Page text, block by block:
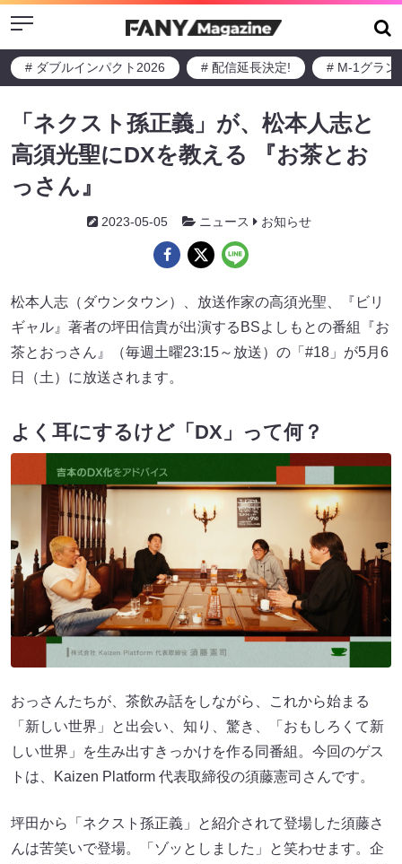
Menu
# ダブルインパクト2026 # 配信延長決定! # M-1グラン
「ネクスト孫正義」が、松本人志と
高須光聖にDXを教える 『お茶とお
っさん』
2023-05-05 ニュース お知らせ
松本人志（ダウンタウン）、放送作家の高須光聖、『ビリ
ギャル』著者の坪田信貴が出演するBSよしもとの番組『お
茶とおっさん』（毎週土曜23:15～放送）の「#18」が5月6
日（土）に放送されます。
よく耳にするけど「DX」って何？
おっさんたちが、茶飲み話をしながら、これから始まる
「新しい世界」と出会い、知り、驚き、「おもしろくて新
しい世界」を生み出すきっかけを作る同番組。今回のゲス
トは、Kaizen Platform 代表取締役の須藤憲司​​さんです。
坪田から「ネクスト孫正義」と紹介されて登場した須藤さ
んは苦笑いで登場。「ゾッとしました」と笑わせます。企